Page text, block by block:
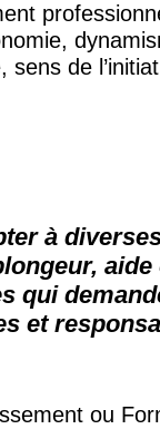
sens de
à
qui
et
ou